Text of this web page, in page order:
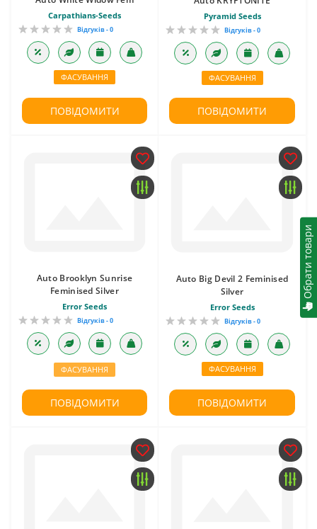
Обрати товари
Carpathians-Seeds
Відгуків - 0
ФАСУВАННЯ
ПОВІДОМИТИ
Pyramid Seeds
Відгуків - 0
ФАСУВАННЯ
ПОВІДОМИТИ
Auto Brooklyn Sunrise
Feminised Silver
Error Seeds
Відгуків - 0
ФАСУВАННЯ
ПОВІДОМИТИ
Auto Big Devil 2 Feminised
Silver
Error Seeds
Відгуків - 0
ФАСУВАННЯ
ПОВІДОМИТИ